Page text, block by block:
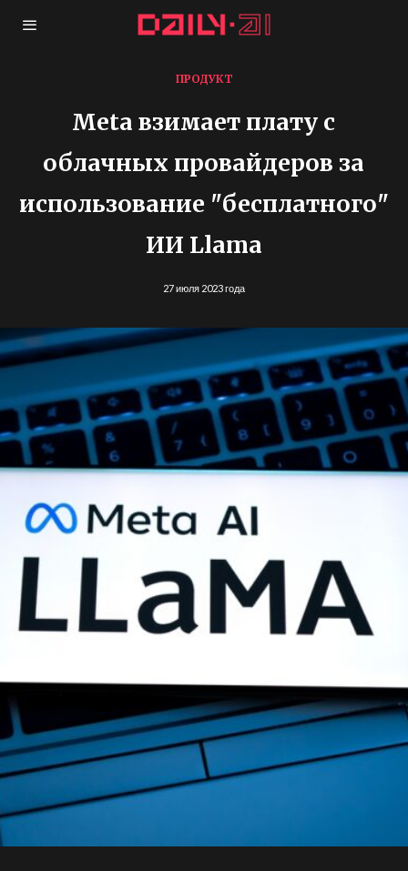
ПРОДУКТ
Meta взимает плату с
облачных провайдеров за
использование "бесплатного"
ИИ Llama
27 июля 2023 года